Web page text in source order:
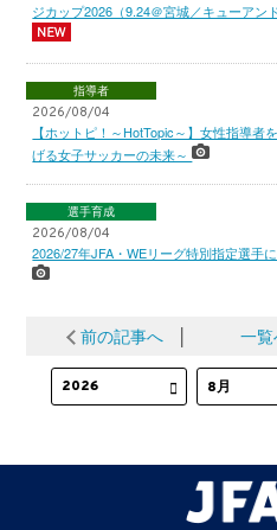
ジカップ2026（9.24＠宮城／キューア
指導者
2026/08/04
【ホットピ！～HotTopic～】女性指導者
げる女子サッカーの未来～
選手育成
2026/08/04
2026/27年JFA・WEリーグ特別指定選手
前の記事へ 一